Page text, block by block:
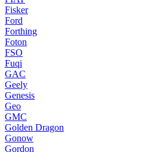
Fisker
Ford
Forthing
Foton
FSO
Fuqi
GAC
Geely
Genesis
Geo
GMC
Golden Dragon
Gonow
Gordon